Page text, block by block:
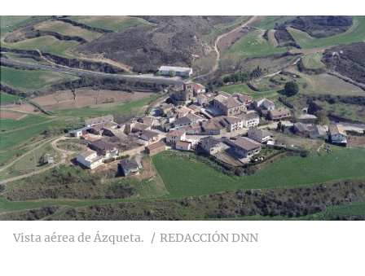
Vista aérea de Ázqueta. REDACCIÓN DNN